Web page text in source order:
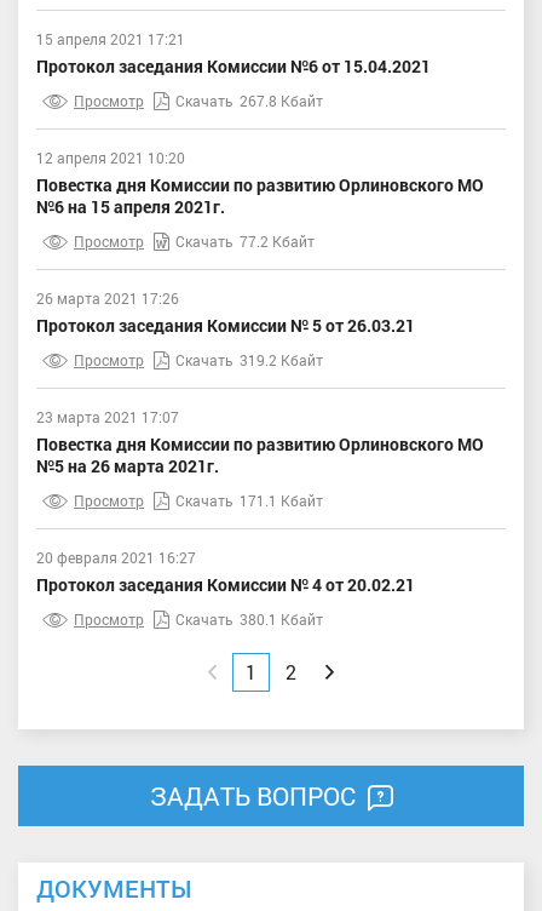
15 апреля 2021 17:21
Протокол заседания Комиссии №6 от 15.04.2021
Просмотр Скачать 267.8 Кбайт
12 апреля 2021 10:20
Повестка дня Комиссии по развитию Орлиновского МО
№6 на 15 апреля 2021г.
Просмотр Скачать 77.2 Кбайт
26 марта 2021 17:26
Протокол заседания Комиссии № 5 от 26.03.21
Просмотр Скачать 319.2 Кбайт
23 марта 2021 17:07
Повестка дня Комиссии по развитию Орлиновского МО
№5 на 26 марта 2021г.
Просмотр Скачать 171.1 Кбайт
20 февраля 2021 16:27
Протокол заседания Комиссии № 4 от 20.02.21
Просмотр Скачать 380.1 Кбайт
1 2 Вперед
ЗАДАТЬ ВОПРОС
ДОКУМЕНТЫ